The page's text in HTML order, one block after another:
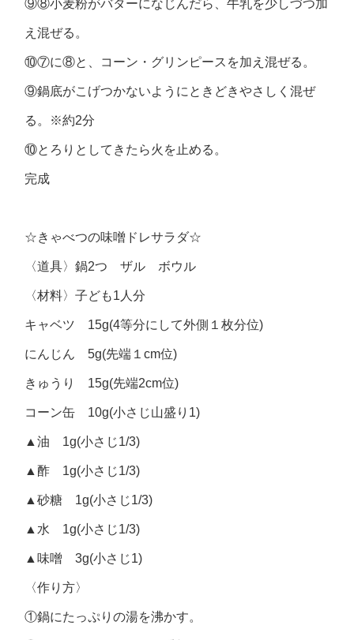
⑨⑧小麦粉がバターになじんだら、牛乳を少しづつ加
え混ぜる。
⑩⑦に⑧と、コーン・グリンピースを加え混ぜる。
⑨鍋底がこげつかないようにときどきやさしく混ぜ
る。※約2分
⑩とろりとしてきたら火を止める。
完成
☆きゃべつの味噌ドレサラダ☆
〈道具〉鍋2つ ザル ボウル
〈材料〉子ども1人分
キャベツ 15g(4等分にして外側１枚分位)
にんじん 5g(先端１cm位)
きゅうり 15g(先端2cm位)
コーン缶 10g(小さじ山盛り1)
▲油 1g(小さじ1/3)
▲酢 1g(小さじ1/3)
▲砂糖 1g(小さじ1/3)
▲水 1g(小さじ1/3)
▲味噌 3g(小さじ1)
〈作り方〉
①鍋にたっぷりの湯を沸かす。